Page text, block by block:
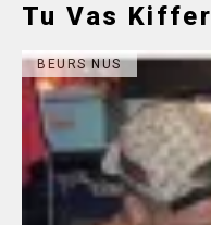
Tu Vas Kiffer
BEURS NUS